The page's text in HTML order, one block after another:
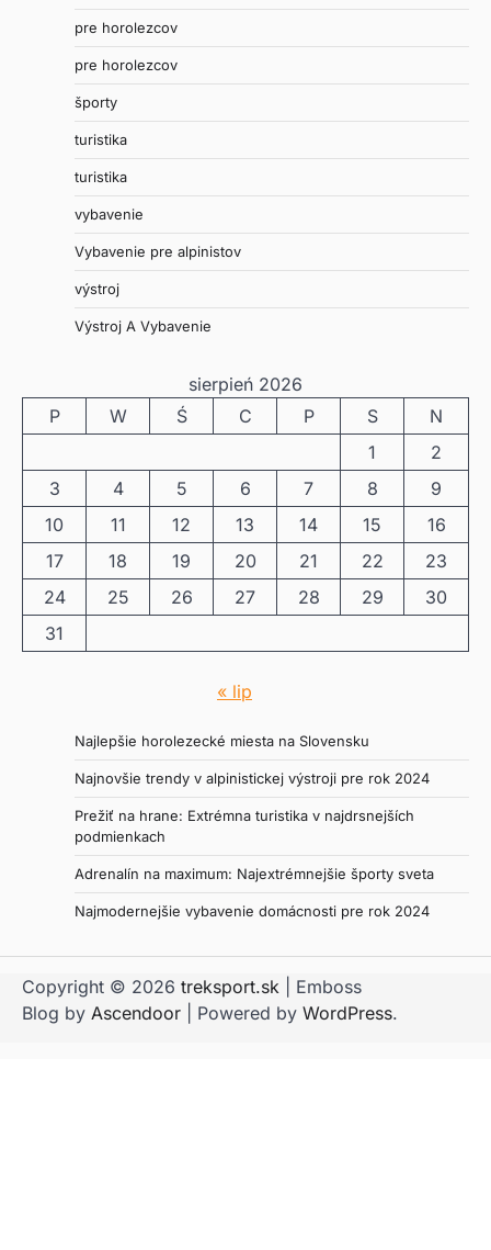
pre horolezcov
pre horolezcov
športy
turistika
turistika
vybavenie
Vybavenie pre alpinistov
výstroj
Výstroj A Vybavenie
sierpień 2026
P
W Ś C P S
N
1
2
3
4 5 6 7 8
9
10
11 12 13 14 15
16
17
18 19 20 21 22
23
24
25 26 27 28 29
30
31
« lip
Najlepšie horolezecké miesta na Slovensku
Najnovšie trendy v alpinistickej výstroji pre rok 2024
Prežiť na hrane: Extrémna turistika v najdrsnejších
podmienkach
Adrenalín na maximum: Najextrémnejšie športy sveta
Najmodernejšie vybavenie domácnosti pre rok 2024
Copyright © 2026 treksport.sk | Emboss
Blog by Ascendoor | Powered by WordPress.